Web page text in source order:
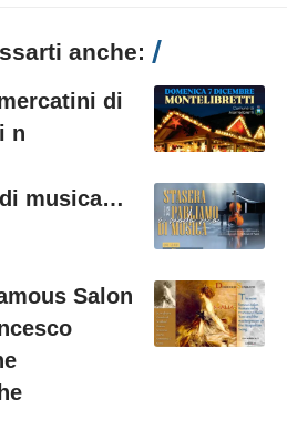
anche:
di
n
musica…
Salon